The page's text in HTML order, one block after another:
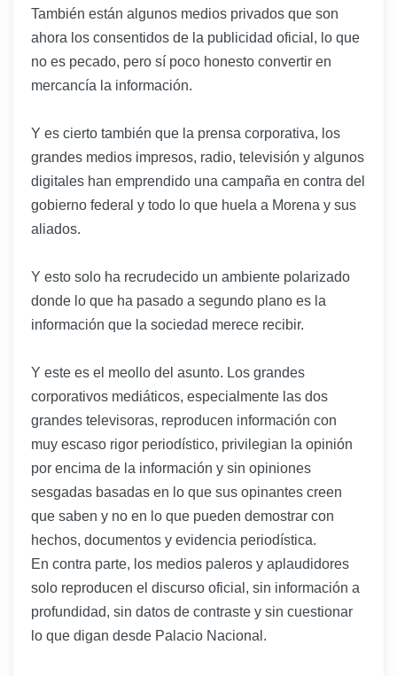
También están algunos medios privados que son
ahora los consentidos de la publicidad oficial, lo que
no es pecado, pero sí poco honesto convertir en
mercancía la información.
Y es cierto también que la prensa corporativa, los
grandes medios impresos, radio, televisión y algunos
digitales han emprendido una campaña en contra del
gobierno federal y todo lo que huela a Morena y sus
aliados.
Y esto solo ha recrudecido un ambiente polarizado
donde lo que ha pasado a segundo plano es la
información que la sociedad merece recibir.
Y este es el meollo del asunto. Los grandes
corporativos mediáticos, especialmente las dos
grandes televisoras, reproducen información con
muy escaso rigor periodístico, privilegian la opinión
por encima de la información y sin opiniones
sesgadas basadas en lo que sus opinantes creen
que saben y no en lo que pueden demostrar con
hechos, documentos y evidencia periodística.
En contra parte, los medios paleros y aplaudidores
solo reproducen el discurso oficial, sin información a
profundidad, sin datos de contraste y sin cuestionar
lo que digan desde Palacio Nacional.